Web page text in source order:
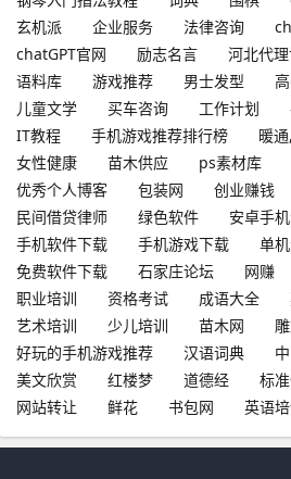
玄机派
企业服务 法律咨询
chatGPT官网
励志名言 河北代
语料库
游戏推荐 男士发型
儿童文学
买车咨询 工作计划
IT教程
手机游戏推荐排行榜
暖通
女性健康
苗木供应 ps素材库
优秀个人博客
包装网 创业赚钱
民间借贷律师
绿色软件
安卓手
手机软件下载
手机游戏下载
单
免费软件下载
石家庄论坛 网赚
职业培训
资格考试 成语大全
艺术培训
少儿培训 苗木网
好玩的手机游戏推荐
汉语词典
美文欣赏
红楼梦 道德经 标
网站转让
鲜花 书包网 英语